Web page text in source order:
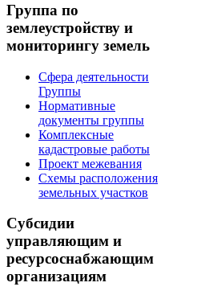
Группа по
землеустройству и
мониторингу земель
Сфера деятельности
Группы
Нормативные
документы группы
Комплексные
кадастровые работы
Проект межевания
Схемы расположения
земельных участков
Субсидии
управляющим и
ресурсоснабжающим
организациям